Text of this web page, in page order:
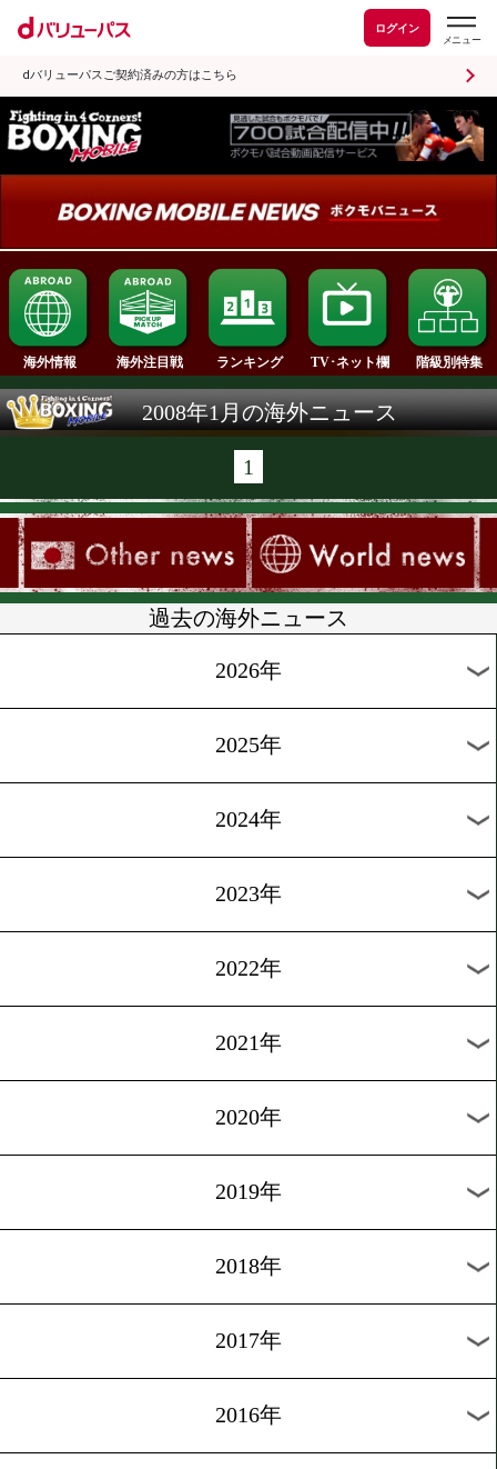
ログイン
dバリューパスご契約済みの方はこちら
海外情報 海外注目戦 ランキング TV･ネット欄
2008年1月の海外ニュース
1
過去の海外ニュース
2026年
2025年
2024年
2023年
2021年
2020年
2019年